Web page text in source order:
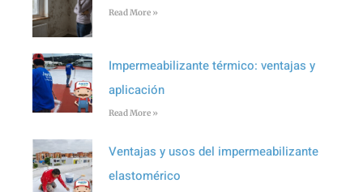
Read More »
Impermeabilizante térmico: ventajas y
aplicación
Read More »
Ventajas y usos del impermeabilizante
elastomérico